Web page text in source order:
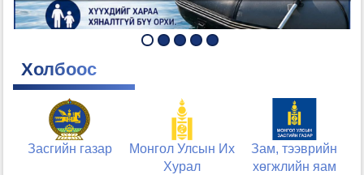
Холбоос
Засгийн газар
Монгол Улсын Их
Хурал
Зам, тээврийн
хөгжлийн яам